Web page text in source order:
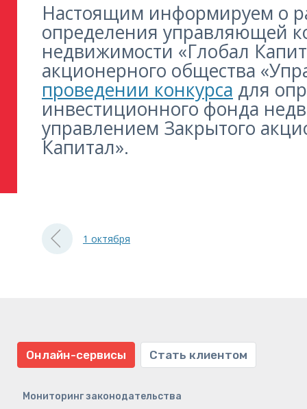
Настоящим информируем о
определения управляющей
недвижимости «Глобал
акционерного общества
проведении конкурса для
инвестиционного фонда
управлением Закрытого
Капитал».
1 октября
Онлайн-сервисы Стать клиентом
Мониторинг законодательства